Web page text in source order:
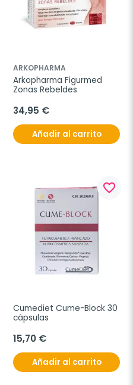
ARKOPHARMA
Arkopharma Figurmed
Zonas Rebeldes
34,95 €
Añadir al carrito
favorite_border
Cumediet Cume-Block 30
cápsulas
15,70 €
Añadir al carrito